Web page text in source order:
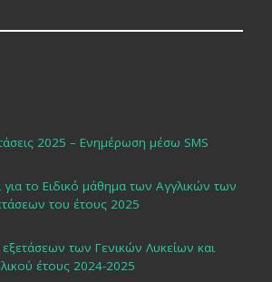
2025 – Ενημέρωση μέσω SMS
για το Ειδικό μάθημα των Αγγλικών των
του έτους 2025
των Γενικών Λυκείων και
έτους 2024-2025